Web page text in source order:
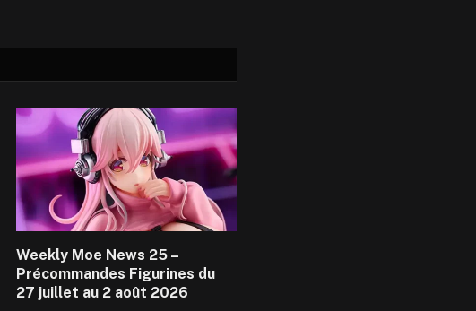
Weekly Moe News 25 –
Précommandes Figurines du
27 juillet au 2 août 2026